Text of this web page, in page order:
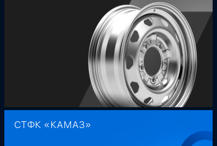
СТФК «КАМАЗ»